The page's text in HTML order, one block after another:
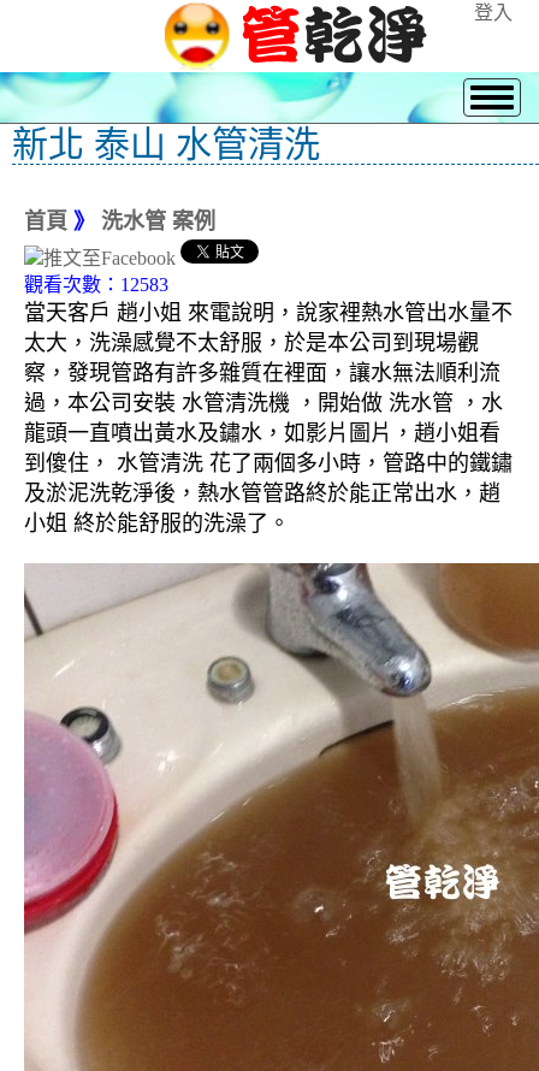
登入
新北 泰山 水管清洗
首頁 》 洗水管 案例
觀看次數：12583
當天客戶 趙小姐 來電說明，說家裡熱水管出水量不
太大，洗澡感覺不太舒服，於是本公司到現場觀
察，發現管路有許多雜質在裡面，讓水無法順利流
過，本公司安裝 水管清洗機 ，開始做 洗水管 ，水
龍頭一直噴出黃水及鏽水，如影片圖片，趙小姐看
到傻住， 水管清洗 花了兩個多小時，管路中的鐵鏽
及淤泥洗乾淨後，熱水管管路終於能正常出水，趙
小姐 終於能舒服的洗澡了。